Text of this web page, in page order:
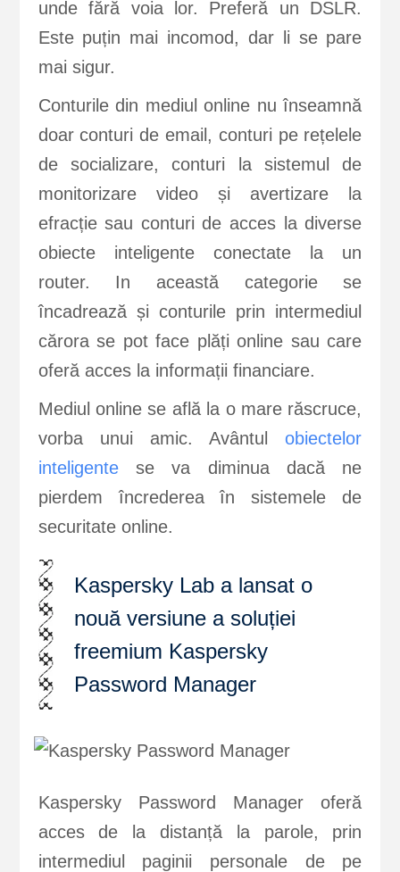
unde fără voia lor. Preferă un DSLR.
Este puțin mai incomod, dar li se pare
mai sigur.
Conturile din mediul online nu înseamnă
doar conturi de email, conturi pe rețelele
de socializare, conturi la sistemul de
monitorizare video și avertizare la
efracție sau conturi de acces la diverse
obiecte inteligente conectate la un
router. In această categorie se
încadrează și conturile prin intermediul
cărora se pot face plăți online sau care
oferă acces la informații financiare.
Mediul online se află la o mare răscruce,
vorba unui amic. Avântulobiectelor
inteligentese va diminua dacă ne
pierdem încrederea în sistemele de
securitate online.
Kaspersky Lab a lansat o
nouă versiune a soluției
freemium Kaspersky
Password Manager
Kaspersky Password Manager oferă
acces de la distanță la parole, prin
intermediul paginii personale de pe